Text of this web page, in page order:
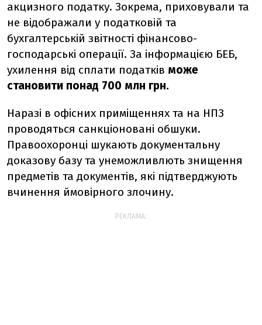
акцизного податку. Зокрема, приховували та
не відображали у податковій та
бухгалтерській звітності фінансово-
господарські операції. За інформацією БЕБ,
ухилення від сплати податків може
становити понад 700 млн грн.
Наразі в офісних приміщеннях та на НПЗ
проводяться санкціоновані обшуки.
Правоохоронці шукають документальну
доказову базу та унеможливлють знищення
предметів та документів, які підтверджують
вчинення ймовірного злочину.
РЕКЛАМА: